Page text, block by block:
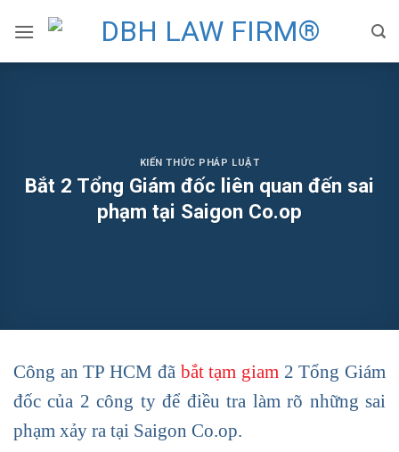
KIẾN THỨC PHÁP LUẬT
Bắt 2 Tổng Giám đốc liên quan đến sai
phạm tại Saigon Co.op
Công an TP HCM đã bắt tạm giam 2 Tổng Giám
đốc của 2 công ty để điều tra làm rõ những sai
phạm xảy ra tại Saigon Co.op.